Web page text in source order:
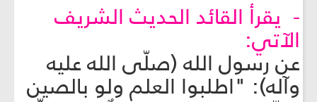
- يقرأ القائد الحديث الشريف
الآتي:
عن رسول الله (صلّى الله عليه
وآله): "اطلبوا العلم ولو بالصين